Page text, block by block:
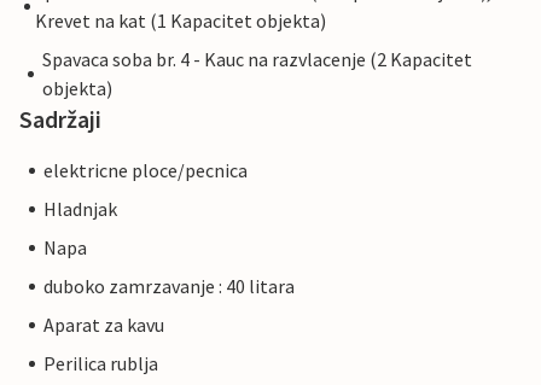
Krevet na kat (1 Kapacitet objekta)
Spavaca soba br. 4 - Kauc na razvlacenje (2 Kapacitet
objekta)
Sadržaji
elektricne ploce/pecnica
Hladnjak
Napa
duboko zamrzavanje : 40 litara
Aparat za kavu
Perilica rublja